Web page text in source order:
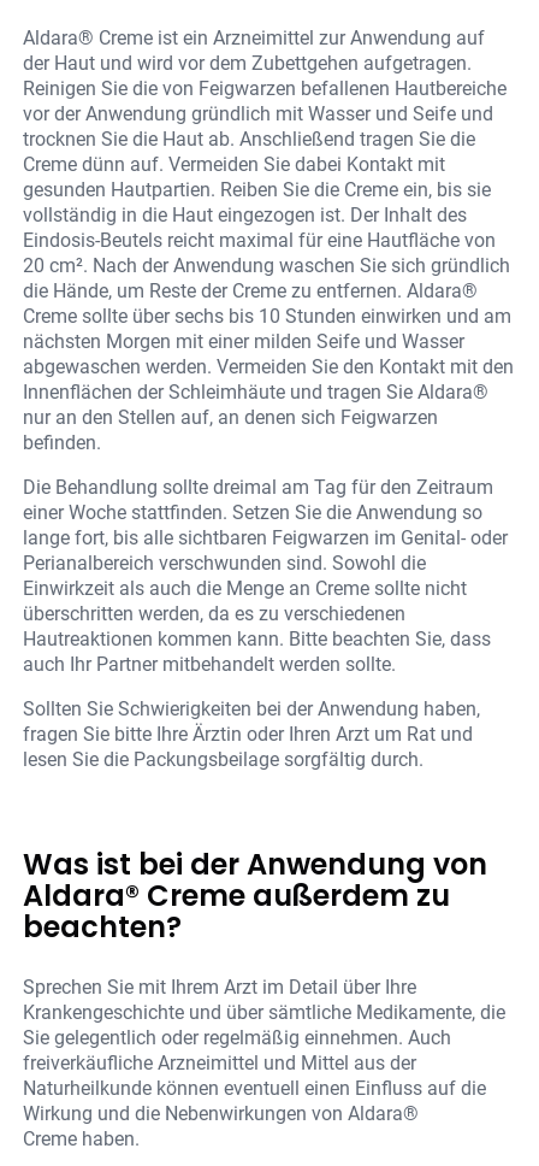
Aldara® Creme ist ein Arzneimittel zur Anwendung auf
der Haut und wird vor dem Zubettgehen aufgetragen.
Reinigen Sie die von Feigwarzen befallenen Hautbereiche
vor der Anwendung gründlich mit Wasser und Seife und
trocknen Sie die Haut ab. Anschließend tragen Sie die
Creme dünn auf. Vermeiden Sie dabei Kontakt mit
gesunden Hautpartien. Reiben Sie die Creme ein, bis sie
vollständig in die Haut eingezogen ist. Der Inhalt des
Eindosis-Beutels reicht maximal für eine Hautfläche von
20 cm². Nach der Anwendung waschen Sie sich gründlich
die Hände, um Reste der Creme zu entfernen. Aldara®
Creme sollte über sechs bis 10 Stunden einwirken und am
nächsten Morgen mit einer milden Seife und Wasser
abgewaschen werden. Vermeiden Sie den Kontakt mit den
Innenflächen der Schleimhäute und tragen Sie Aldara®
nur an den Stellen auf, an denen sich Feigwarzen
befinden.
Die Behandlung sollte dreimal am Tag für den Zeitraum
einer Woche stattfinden. Setzen Sie die Anwendung so
lange fort, bis alle sichtbaren Feigwarzen im Genital- oder
Perianalbereich verschwunden sind. Sowohl die
Einwirkzeit als auch die Menge an Creme sollte nicht
überschritten werden, da es zu verschiedenen
Hautreaktionen kommen kann. Bitte beachten Sie, dass
auch Ihr Partner mitbehandelt werden sollte.
Sollten Sie Schwierigkeiten bei der Anwendung haben,
fragen Sie bitte Ihre Ärztin oder Ihren Arzt um Rat und
lesen Sie die Packungsbeilage sorgfältig durch.
Was ist bei der Anwendung von
Aldara® Creme außerdem zu
beachten?
Sprechen Sie mit Ihrem Arzt im Detail über Ihre
Krankengeschichte und über sämtliche Medikamente, die
Sie gelegentlich oder regelmäßig einnehmen. Auch
freiverkäufliche Arzneimittel und Mittel aus der
Naturheilkunde können eventuell einen Einfluss auf die
Wirkung und die Nebenwirkungen von Aldara®
Creme haben.